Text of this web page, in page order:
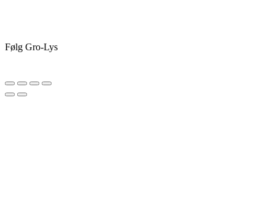
Følg Gro-Lys